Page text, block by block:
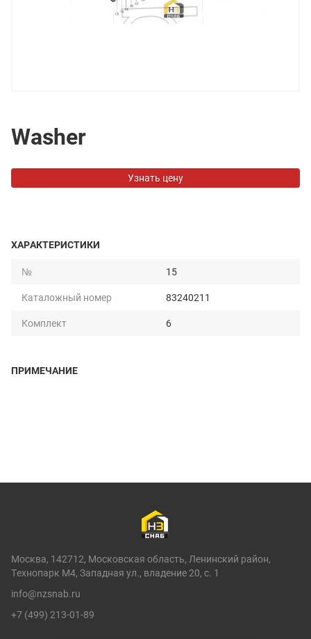
Washer
Узнать цену
ХАРАКТЕРИСТИКИ
№
15
Каталожный номер
83240211
Комплект
6
ПРИМЕЧАНИЕ
Москва, 142712, Московская область, Ленинский район,
Технопарк М4, Западная ул., владение 20, с. 1
info@nzsnab.ru
+7 (499) 213-01-89